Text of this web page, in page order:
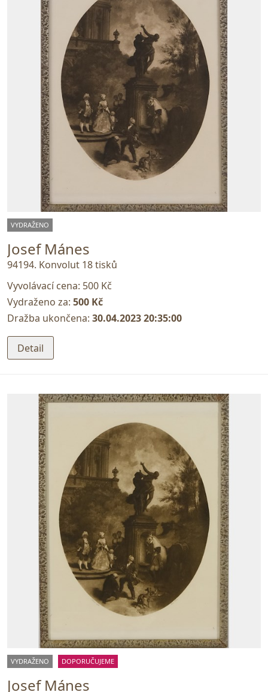
VYDRAŽENO
Josef Mánes
94194. Konvolut 18 tisků
Vyvolávací cena: 500 Kč
Vydraženo za: 500 Kč
Dražba ukončena: 30.04.2023 20:35:00
Detail
VYDRAŽENO DOPORUČUJEME
Josef Mánes